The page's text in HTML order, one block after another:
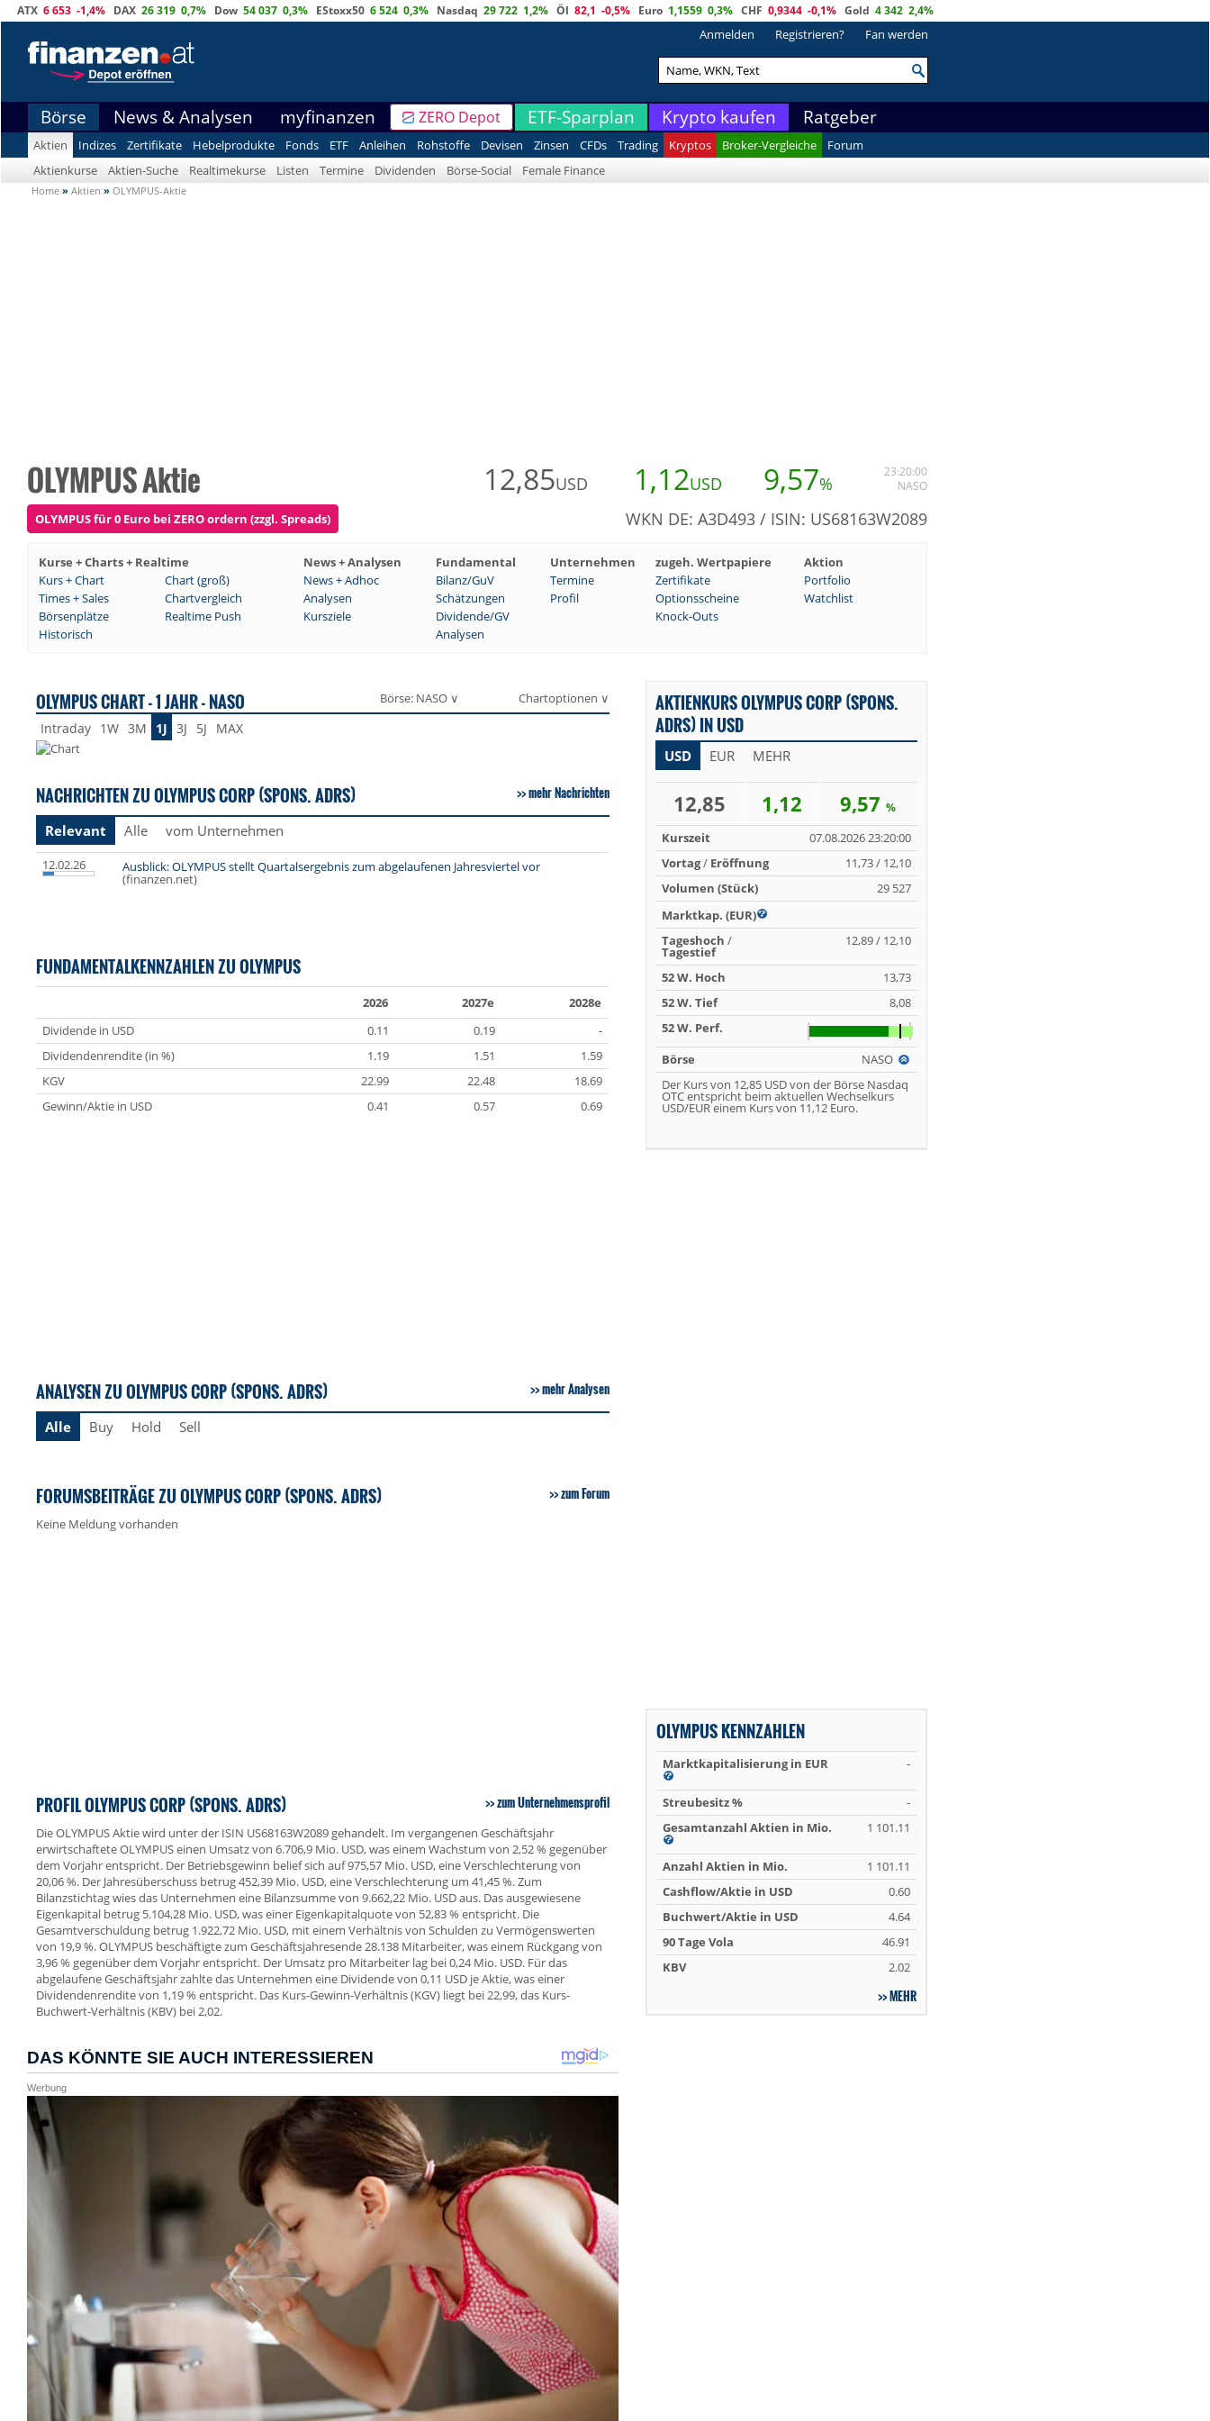
ATX 6 653 -1,4% DAX 26 319 0,7% Dow 54 037 0,3% EStoxx50 6 524 0,3% Nasdaq 29 722 1,2% Öl 82,1 -0,5% Euro 1,1559 0,3% CHF 0,9344 -0,1% Gold 4 342 2,4%
Anmelden Registrieren? Fan werden
Börse News & Analysen myfinanzen ZERO Depot ETF-Sparplan Krypto kaufen Ratgeber
Aktien Indizes Zertifikate Hebelprodukte Fonds ETF Anleihen Rohstoffe Devisen Zinsen CFDs Trading Kryptos Broker-Vergleiche
Forum
Aktienkurse
Aktien-Suche Realtimekurse Listen Termine Dividenden Börse-Social Female Finance
Home » Aktien » OLYMPUS-Aktie
OLYMPUS Aktie 12,85USD 1,12USD 9,57%
23:20:00
NASO
OLYMPUS für 0 Euro bei ZERO ordern (zzgl. Spreads) WKN DE: A3D493 / ISIN: US68163W2089
Kurse + Charts + Realtime News + Analysen Fundamental Unternehmen zugeh. Wertpapiere
Aktion
Kurs + Chart
Chart (groß) News + Adhoc Bilanz/GuV Termine Zertifikate
Portfolio
Times + Sales
Chartvergleich Analysen Schätzungen Profil Optionsscheine
Watchlist
Börsenplätze
Realtime Push Kursziele Dividende/GV
Knock-Outs
Historisch
Analysen
OLYMPUS CHART - 1 JAHR - NASO Börse: NASO ∨ Chartoptionen ∨
Intraday 1W 3M 1J 3J 5J MAX
NACHRICHTEN ZU OLYMPUS CORP (SPONS. ADRS) mehr Nachrichten
Relevant Alle vom Unternehmen
12.02.26 Ausblick: OLYMPUS stellt Quartalsergebnis zum abgelaufenen Jahresviertel vor
(finanzen.net)
FUNDAMENTALKENNZAHLEN ZU OLYMPUS
2026 2027e
2028e
Dividende in USD
0.11 0.19
-
Dividendenrendite (in %)
1.19 1.51
1.59
KGV
22.99 22.48
18.69
Gewinn/Aktie in USD
0.41 0.57 0.69
ANALYSEN ZU OLYMPUS CORP (SPONS. ADRS) mehr Analysen
Alle Buy Hold Sell
FORUMSBEITRÄGE ZU OLYMPUS CORP (SPONS. ADRS) zum Forum
Keine Meldung vorhanden
PROFIL OLYMPUS CORP (SPONS. ADRS) zum Unternehmensprofil
Die OLYMPUS Aktie wird unter der ISIN US68163W2089 gehandelt. Im vergangenen Geschäftsjahr
erwirtschaftete OLYMPUS einen Umsatz von 6.706,9 Mio. USD, was einem Wachstum von 2,52 % gegenüber
dem Vorjahr entspricht. Der Betriebsgewinn belief sich auf 975,57 Mio. USD, eine Verschlechterung von
20,06 %. Der Jahresüberschuss betrug 452,39 Mio. USD, eine Verschlechterung um 41,45 %. Zum
Bilanzstichtag wies das Unternehmen eine Bilanzsumme von 9.662,22 Mio. USD aus. Das ausgewiesene
Eigenkapital betrug 5.104,28 Mio. USD, was einer Eigenkapitalquote von 52,83 % entspricht. Die
Gesamtverschuldung betrug 1.922,72 Mio. USD, mit einem Verhältnis von Schulden zu Vermögenswerten
von 19,9 %. OLYMPUS beschäftigte zum Geschäftsjahresende 28.138 Mitarbeiter, was einem Rückgang von
3,96 % gegenüber dem Vorjahr entspricht. Der Umsatz pro Mitarbeiter lag bei 0,24 Mio. USD. Für das
abgelaufene Geschäftsjahr zahlte das Unternehmen eine Dividende von 0,11 USD je Aktie, was einer
Dividendenrendite von 1,19 % entspricht. Das Kurs-Gewinn-Verhältnis (KGV) liegt bei 22,99, das Kurs-
Buchwert-Verhältnis (KBV) bei 2,02.
AKTIENKURS OLYMPUS CORP (SPONS.
ADRS) IN USD
USD EUR MEHR
12,85 1,12 9,57%
Kurszeit
07.08.2026 23:20:00
Vortag/ Eröffnung
11,73 / 12,10
Volumen (Stück)
29 527
Marktkap. (EUR)
Tageshoch /
Tagestief
12,89 / 12,10
52 W. Hoch
13,73
52 W. Tief
8,08
52 W. Perf.
Börse
NASO
Der Kurs von 12,85 USD von der Börse Nasdaq
OTC entspricht beim aktuellen Wechselkurs
USD/EUR einem Kurs von 11,12 Euro.
OLYMPUS KENNZAHLEN
Marktkapitalisierung in EUR -
Streubesitz %
-
Gesamtanzahl Aktien in Mio.
1 101.11
Anzahl Aktien in Mio.
1 101.11
Cashflow/Aktie in USD
0.60
Buchwert/Aktie in USD
4.64
90 Tage Vola
46.91
KBV
2.02
MEHR